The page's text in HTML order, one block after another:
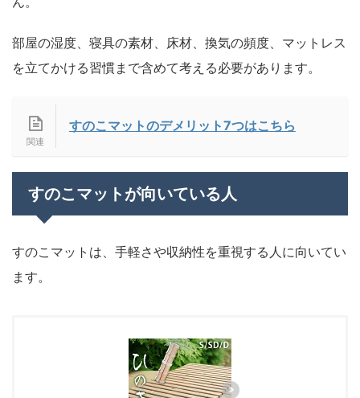
部屋の湿度、寝具の素材、床材、換気の頻度、マットレス
を立てかける習慣まで含めて考える必要があります。
すのこマットのデメリット7つはこちら
すのこマットが向いている人
すのこマットは、手軽さや収納性を重視する人に向いてい
ます。